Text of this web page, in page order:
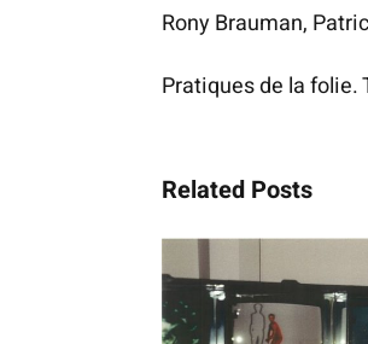
Rony Brauman,
Pratiques de la folie.
Related Posts